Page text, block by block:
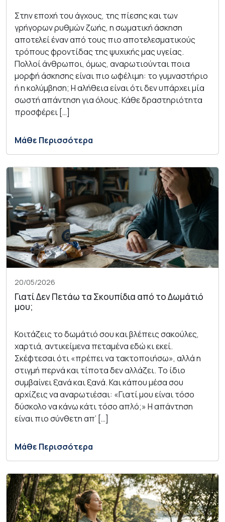
Στην εποχή του άγχους, της πίεσης και των
γρήγορων ρυθμών ζωής, η σωματική άσκηση
αποτελεί έναν από τους πιο αποτελεσματικούς
τρόπους φροντίδας της ψυχικής μας υγείας.
Πολλοί άνθρωποι, όμως, αναρωτιούνται ποια
μορφή άσκησης είναι πιο ωφέλιμη: το γυμναστήριο
ή η κολύμβηση; Η αλήθεια είναι ότι δεν υπάρχει μία
σωστή απάντηση για όλους. Κάθε δραστηριότητα
προσφέρει […]
Μάθε Περισσότερα
20/05/2026
Γιατί Δεν Πετάω τα Σκουπίδια από το Δωμάτιό
μου;
Κοιτάζεις το δωμάτιό σου και βλέπεις σακούλες,
χαρτιά, αντικείμενα πεταμένα εδώ κι εκεί.
Σκέφτεσαι ότι «πρέπει να τακτοποιήσω», αλλά η
στιγμή περνά και τίποτα δεν αλλάζει. Το ίδιο
συμβαίνει ξανά και ξανά. Και κάπου μέσα σου
αρχίζεις να αναρωτιέσαι: «Γιατί μου είναι τόσο
δύσκολο να κάνω κάτι τόσο απλό;» Η απάντηση
είναι πιο σύνθετη απ’ […]
Μάθε Περισσότερα